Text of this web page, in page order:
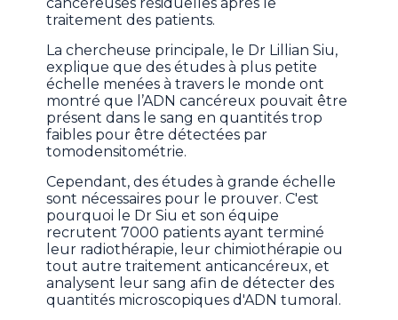
traitement des patients.
La chercheuse principale, le Dr Lillian Siu,
explique que des études à plus petite
échelle menées à travers le monde ont
montré que l’ADN cancéreux pouvait être
présent dans le sang en quantités trop
faibles pour être détectées par
tomodensitométrie.
Cependant, des études à grande échelle
sont nécessaires pour le prouver. C'est
pourquoi le Dr Siu et son équipe
recrutent 7000 patients ayant terminé
leur radiothérapie, leur chimiothérapie ou
tout autre traitement anticancéreux, et
analysent leur sang afin de détecter des
quantités microscopiques d'ADN tumoral.